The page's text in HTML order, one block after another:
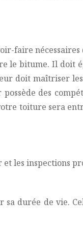
faire nécessaires
le bitume. Il doit
doit maîtriser
des
toiture sera
les inspections
durée de vie.